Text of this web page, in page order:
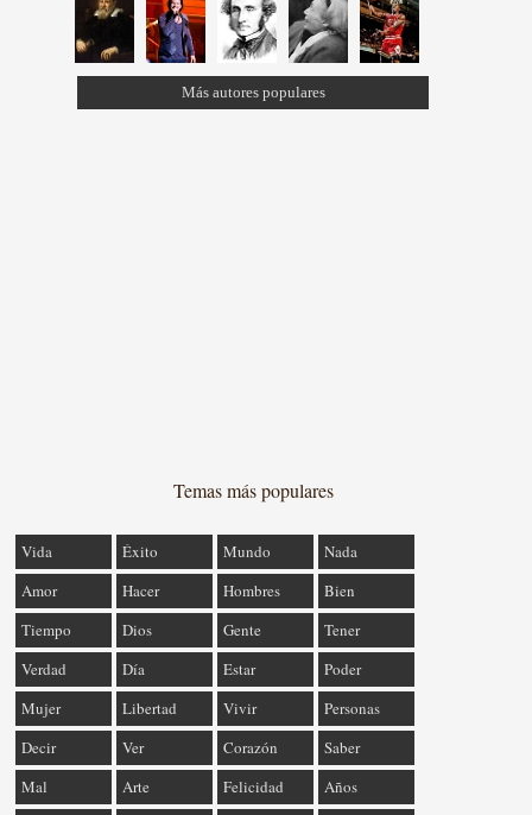
Más autores populares
Temas más populares
Vida Éxito Mundo
Nada
Amor
Hacer Hombres
Bien
Tiempo
Dios Gente
Tener
Verdad
Día Estar
Poder
Mujer
Libertad Vivir
Personas
Decir
Ver Corazón
Saber
Mal
Arte Felicidad Años